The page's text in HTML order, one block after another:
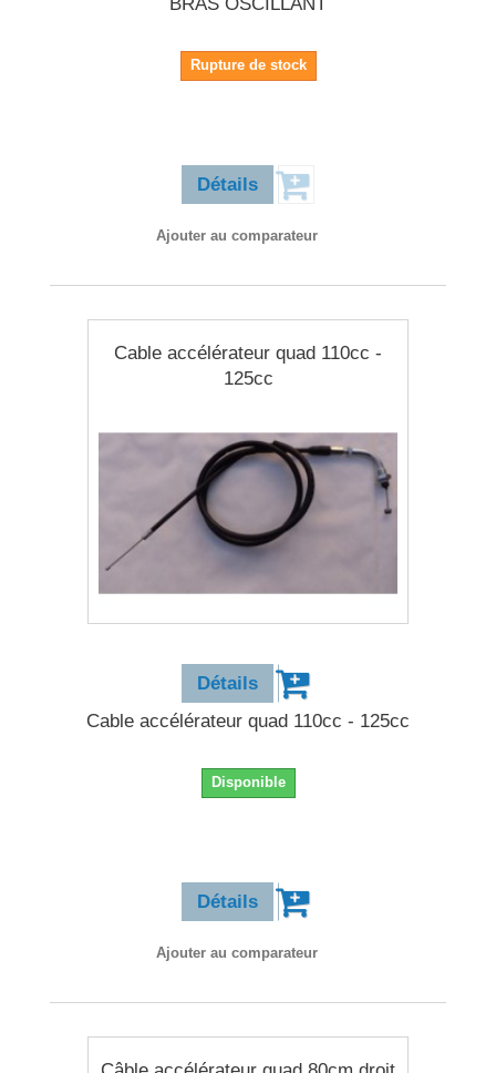
BRAS OSCILLANT
Rupture de stock
Détails
Ajouter au comparateur
Cable accélérateur quad 110cc -
125cc
Détails
Cable accélérateur quad 110cc - 125cc
Disponible
Détails
Ajouter au comparateur